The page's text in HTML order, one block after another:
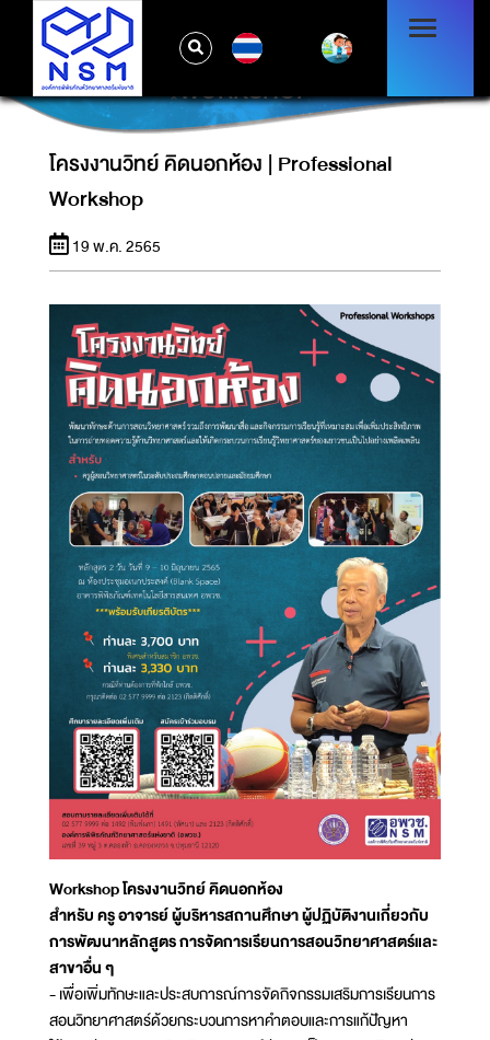
โครงงานวิทย์ คิดนอกห้อง | PROFESSIONAL
WORKSHOP
โครงงานวิทย์ คิดนอกห้อง | Professional
Workshop
19 พ.ค. 2565
Workshop โครงงานวิทย์ คิดนอกห้อง
สำหรับ ครู อาจารย์ ผู้บริหารสถานศึกษา ผู้ปฏิบัติงานเกี่ยวกับ
การพัฒนาหลักสูตร การจัดการเรียนการสอนวิทยาศาสตร์และ
สาขาอื่น ๆ
- เพื่อเพิ่มทักษะและประสบการณ์การจัดกิจกรรมเสริมการเรียนการ
สอนวิทยาศาสตร์ด้วยกระบวนการหาคำตอบและการแก้ปัญหา